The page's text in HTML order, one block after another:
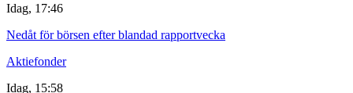
Idag, 17:46
Nedåt för börsen efter blandad rapportvecka
Aktiefonder
Idag, 15:58